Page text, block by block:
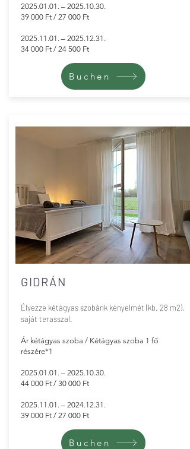
2025.01.01 . – 2025.10.30.
39 000 Ft / 27 000 Ft
​2025.11.01. – 2025.12.31 .
34 000 Ft / 24 500 Ft
Buchen
GIDRÁN
Élvezze kétágyas szobánk kényelmét (kb. 28 m2),
saját terasszal.
Ár kétágyas szoba / Kétágyas szoba 1 fő
részére*1
2025.01.01 . – 2025.10.30.
44 000 Ft / 30 000 Ft
​2025.11.01. – 2024.12.31 .
39 000 Ft / 27 000 Ft
Buchen